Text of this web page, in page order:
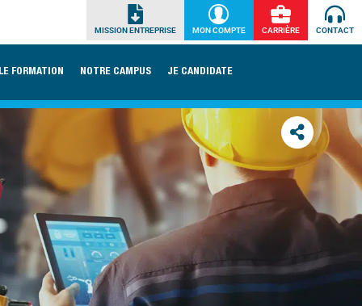
MISSION ENTREPRISE MON COMPTE CARRIÈRE CONTACT
FORMATION NOTRE CAMPUS JE CANDIDATE